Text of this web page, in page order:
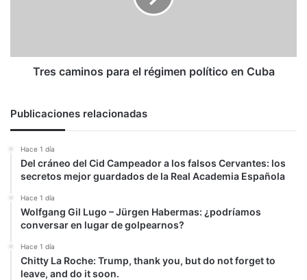
Tres caminos para el régimen político en Cuba
Publicaciones relacionadas
Hace 1 día
Del cráneo del Cid Campeador a los falsos Cervantes: los
secretos mejor guardados de la Real Academia Española
Hace 1 día
Wolfgang Gil Lugo – Jürgen Habermas: ¿podríamos
conversar en lugar de golpearnos?
Hace 1 día
Chitty La Roche: Trump, thank you, but do not forget to
leave, and do it soon.